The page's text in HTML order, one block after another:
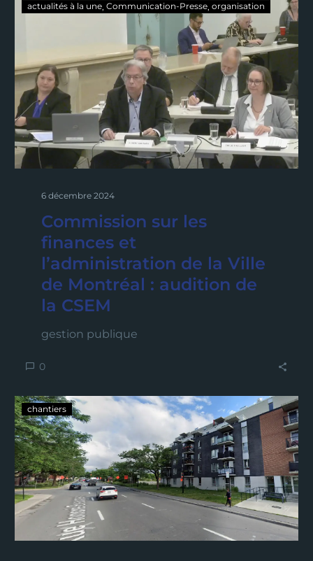
actualités à la une Communication-Presse organisation
6 décembre 2024
Commission sur les
finances et
l’administration de la Ville
de Montréal : audition de
la CSEM
gestion publique
0
chantiers